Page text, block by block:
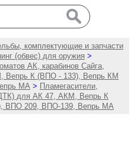
комплектующие и запчасти
(обвес) для оружия >
АК, карабинов Сайга,
Вепрь К (ВПО - 133), Вепрь КМ
МА > Пламегасители,
для АК 47, АКМ, Вепрь К
ВПО 209, ВПО-139, Вепрь МА